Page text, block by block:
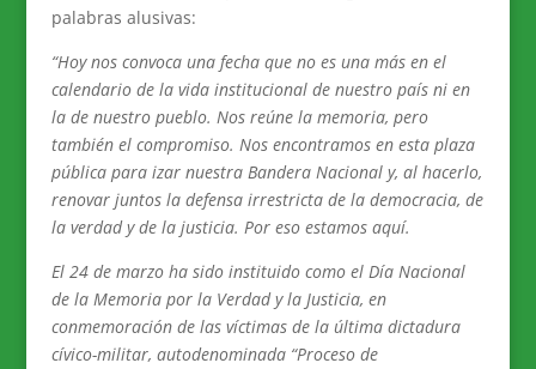
palabras alusivas:
“Hoy nos convoca una fecha que no es una más en el
calendario de la vida institucional de nuestro país ni en
la de nuestro pueblo. Nos reúne la memoria, pero
también el compromiso. Nos encontramos en esta plaza
pública para izar nuestra Bandera Nacional y, al hacerlo,
renovar juntos la defensa irrestricta de la democracia, de
la verdad y de la justicia. Por eso estamos aquí.
El 24 de marzo ha sido instituido como el Día Nacional
de la Memoria por la Verdad y la Justicia, en
conmemoración de las víctimas de la última dictadura
cívico-militar, autodenominada “Proceso de